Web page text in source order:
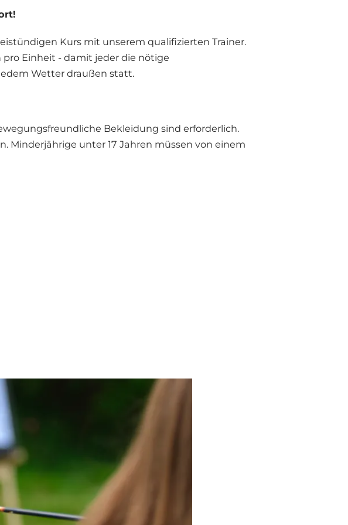
Kurs mit unserem qualifizierten Trainer.
Einheit - damit jeder die nötige
Wetter draußen statt.
Bekleidung sind erforderlich.
Minderjährige unter 17 Jahren müssen von einem